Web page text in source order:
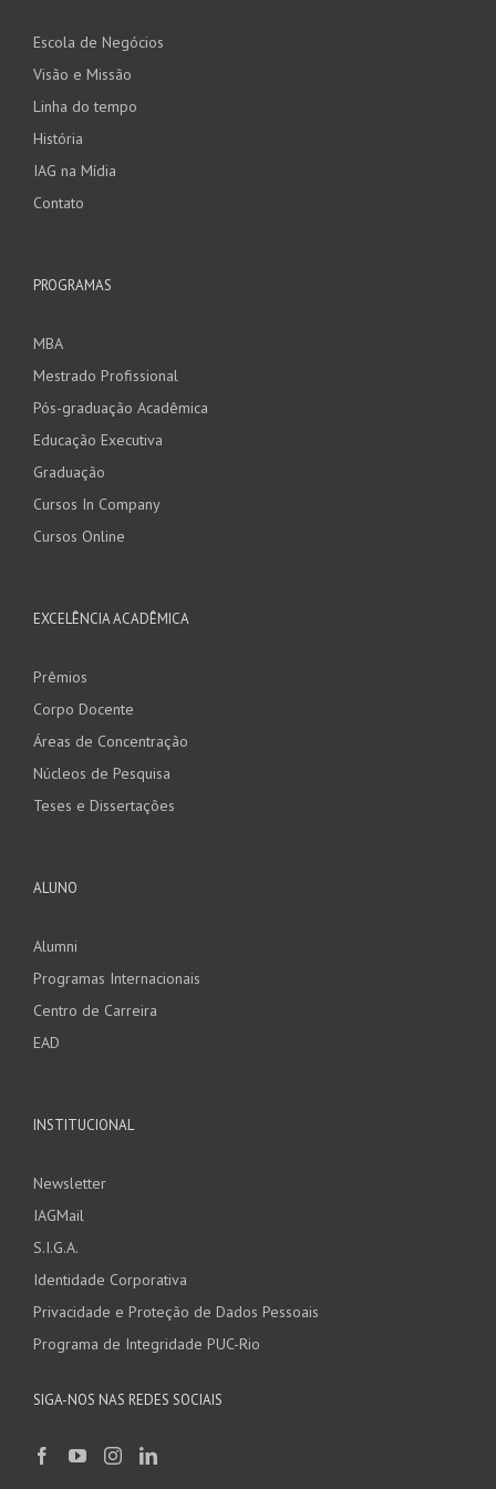
Escola de Negócios
Visão e Missão
Linha do tempo
História
IAG na Mídia
Contato
PROGRAMAS
MBA
Mestrado Profissional
Pós-graduação Acadêmica
Educação Executiva
Graduação
Cursos In Company
Cursos Online
EXCELÊNCIA ACADÊMICA
Prêmios
Corpo Docente
Áreas de Concentração
Núcleos de Pesquisa
Teses e Dissertações
ALUNO
Alumni
Programas Internacionais
Centro de Carreira
EAD
INSTITUCIONAL
Newsletter
IAGMail
S.I.G.A.
Identidade Corporativa
Privacidade e Proteção de Dados Pessoais
Programa de Integridade PUC-Rio
SIGA-NOS NAS REDES SOCIAIS